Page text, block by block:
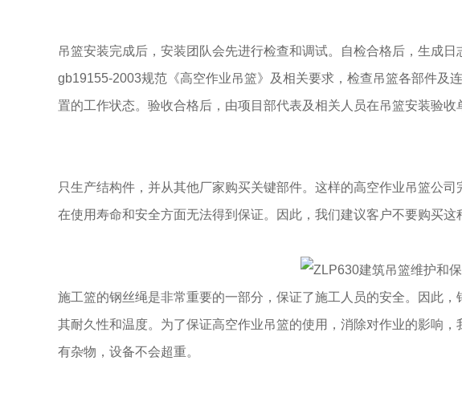
吊篮安装完成后，安装团队会先进行检查和调试。自检合格后，生成
gb19155-2003规范《高空作业吊篮》及相关要求，检查吊篮各部件及
置的工作状态。验收合格后，由项目部代表及相关人员在吊篮安装验收
只生产结构件，并从其他厂家购买关键部件。这样的高空作业吊篮公
在使用寿命和安全方面无法得到保证。因此，我们建议客户不要购买这
施工篮的钢丝绳是非常重要的一部分，保证了施工人员的安全。因此
其耐久性和温度。为了保证高空作业吊篮的使用，消除对作业的影响
有杂物，设备不会超重。